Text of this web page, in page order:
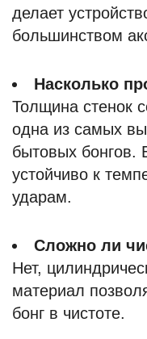
делает
большинством
Насколько
Толщина стенок
одна из самых
бытовых бонгов.
устойчиво к
ударам.
Сложно ли
Нет,
материал
бонг в чистоте.